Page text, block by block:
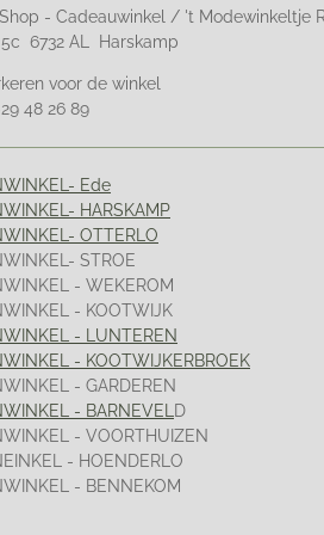
- Cadeauwinkel / 't Modewinkeltje
5c 6732 AL Harskamp
voor de winkel
48 26 89
Ede
HARSKAMP
OTTERLO
STROE
- WEKEROM
- KOOTWIJK
- LUNTEREN
- KOOTWIJKERBROEK
- GARDEREN
- BARNEVEL
D
- VOORTHUIZEN
- HOENDERLO
- BENNEKOM